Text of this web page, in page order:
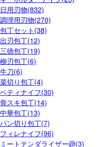
日用刃物(832)
調理用刃物(270)
包丁セット(38)
出刃包丁(12)
三徳包丁(19)
柳刃包丁(6)
牛刀(6)
菜切り包丁(4)
ペティナイフ(30)
骨スキ包丁(14)
中華包丁(13)
パン切り包丁(7)
フィレナイフ(96)
ミートテンダライザー@(3)